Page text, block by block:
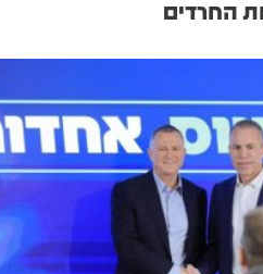
החרדים